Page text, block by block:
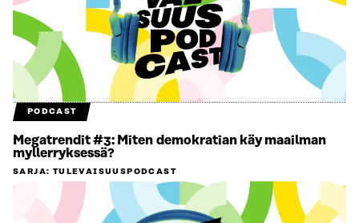
PODCAST
Megatrendit #3: Miten demokratian käy maailman
myllerryksessä?
SARJA: TULEVAISUUSPODCAST